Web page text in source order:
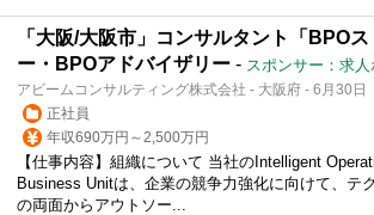
「大阪/大阪市」コンサルタント「BPO
ー・BPOアドバイザリー - スポンサー：求人
アビームコンサルティング株式会社 - 大阪府 - 6月30日
正社員
年収690万円～2,500万円
【仕事内容】組織について 当社のIntelligent
Business Unitは、企業の競争力強化に向けて、テ
の両面からアウトソー...